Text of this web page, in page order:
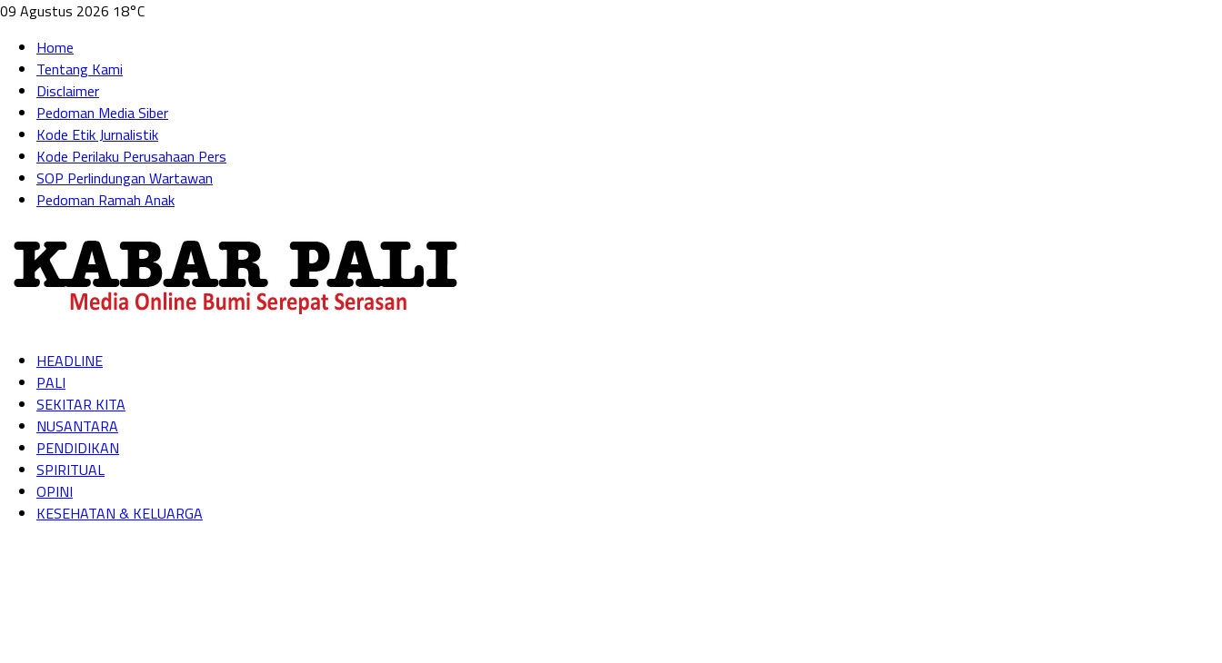
09 Agustus 2026 18°C
Home
Tentang Kami
Disclaimer
Pedoman Media Siber
Kode Etik Jurnalistik
Kode Perilaku Perusahaan Pers
SOP Perlindungan Wartawan
Pedoman Ramah Anak
HEADLINE
PALI
SEKITAR KITA
NUSANTARA
PENDIDIKAN
SPIRITUAL
OPINI
KESEHATAN & KELUARGA